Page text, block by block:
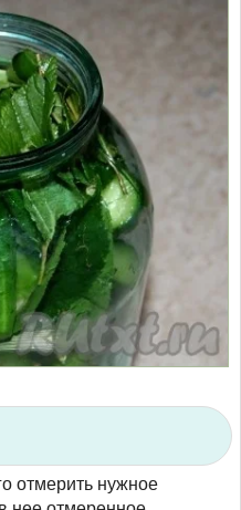
отмерить нужное